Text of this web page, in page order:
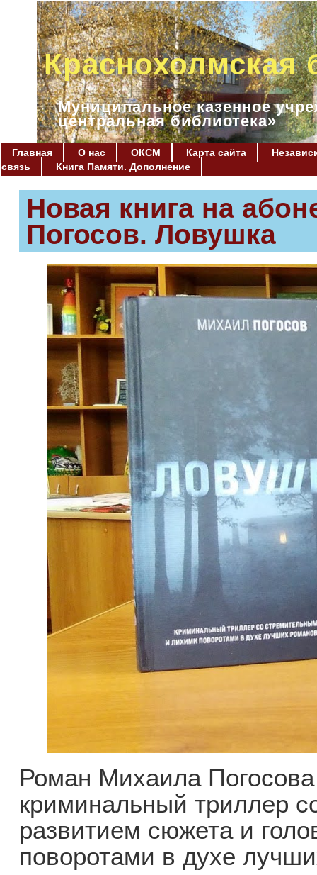
Краснохолмская
Муниципальное казенное
центральная библиотека»
Главная О нас ОКСМ Карта сайта
связь
Книга Памяти. Дополнение
Новая книга на
Погосов. Ловушка
Роман Михаила
криминальный триллер
развитием сюжета и
поворотами в духе